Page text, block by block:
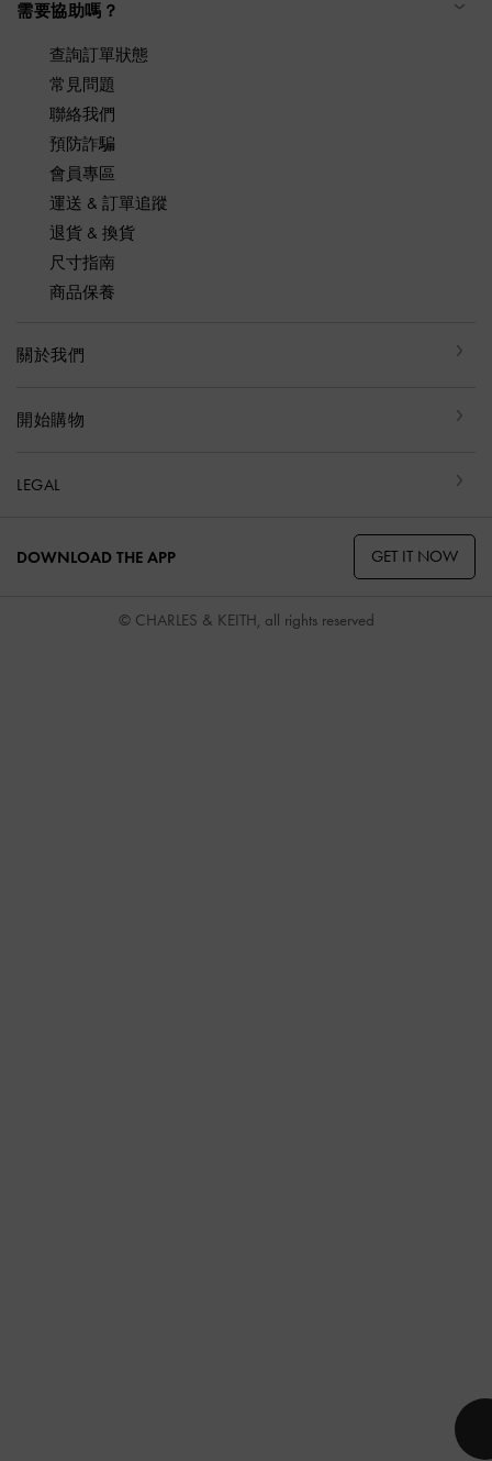
需要協助嗎？
查詢訂單狀態
常見問題
聯絡我們
預防詐騙
會員專區
運送 & 訂單追蹤
退貨 & 換貨
尺寸指南
商品保養
關於我們
開始購物
LEGAL
DOWNLOAD THE APP GET IT NOW
© CHARLES & KEITH, all rights reserved